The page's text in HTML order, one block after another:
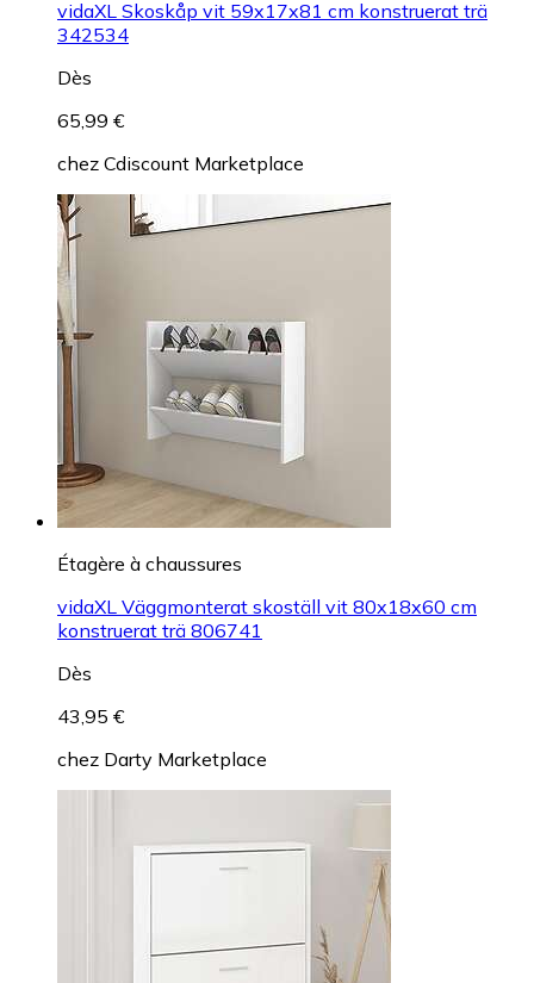
vidaXL Skoskåp vit 59x17x81 cm konstruerat trä
342534
Dès
65,99 €
chez Cdiscount Marketplace
Étagère à chaussures
vidaXL Väggmonterat skoställ vit 80x18x60 cm
konstruerat trä 806741
Dès
43,95 €
chez Darty Marketplace